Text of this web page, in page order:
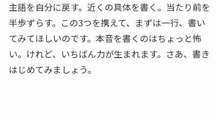
主語を自分に戻す。近くの具体を書く。当たり前を
半歩ずらす。この3つを携えて、まずは一行、書い
てみてほしいのです。本音を書くのはちょっと怖
い。けれど、いちばん力が生まれます。さあ、書き
はじめてみましょう。